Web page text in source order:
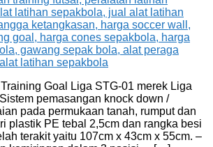
Goal Liga STG-01 merek Liga
pemasangan knock down /
pada permukaan tanah, rumput dan
plastik PE tebal 2,5cm dan rangka besi
terakit yaitu 107cm x 43cm x 55cm. –